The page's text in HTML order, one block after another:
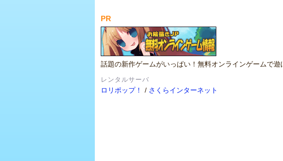
PR
話題の新作ゲームがいっぱい！無料オンラインゲームで遊
レンタルサーバ
ロリポップ！ / さくらインターネット